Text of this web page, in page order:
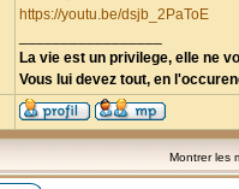
https://youtu.be/dsjb_2PaToE
La vie est un privilege, elle ne
Vous lui devez tout, en
Montrer les